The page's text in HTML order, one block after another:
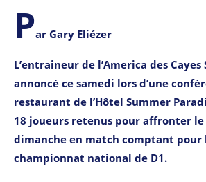
Par Gary Eliézer
L’entraineur de l’America des Cayes
annoncé ce samedi lors d’une
restaurant de l’Hôtel Summer
18 joueurs retenus pour affronter le
dimanche en match comptant pour
championnat national de D1.